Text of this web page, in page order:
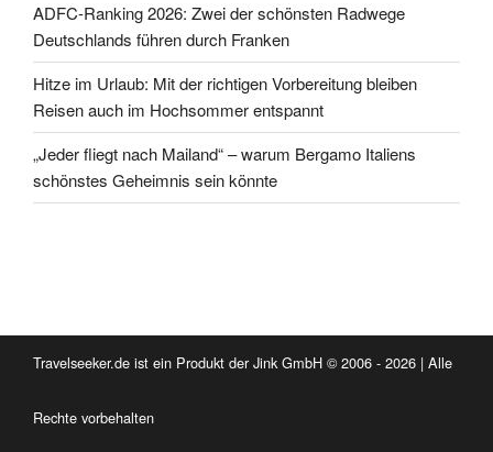
ADFC-Ranking 2026: Zwei der schönsten Radwege
Deutschlands führen durch Franken
Hitze im Urlaub: Mit der richtigen Vorbereitung bleiben
Reisen auch im Hochsommer entspannt
„Jeder fliegt nach Mailand“ – warum Bergamo Italiens
schönstes Geheimnis sein könnte
Travelseeker.de ist ein Produkt der Jink GmbH © 2006 - 2026 | Alle
Rechte vorbehalten